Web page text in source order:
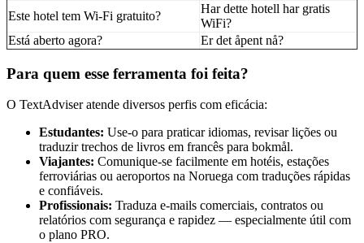
Este hotel tem Wi-Fi gratuito?
Har dette hotell har gratis
WiFi?
Está aberto agora?
Er det åpent nå?
Para quem esse ferramenta foi feita?
O TextAdviser atende diversos perfis com eficácia:
Estudantes: Use-o para praticar idiomas, revisar lições ou
traduzir trechos de livros em francês para bokmål.
Viajantes: Comunique-se facilmente em hotéis, estações
ferroviárias ou aeroportos na Noruega com traduções rápidas
e confiáveis.
Profissionais: Traduza e-mails comerciais, contratos ou
relatórios com segurança e rapidez — especialmente útil com
o plano PRO.